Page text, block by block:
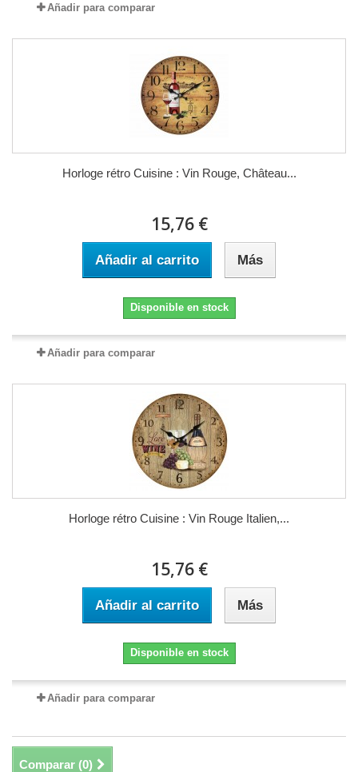
Añadir para comparar
Horloge rétro Cuisine : Vin Rouge, Château...
15,76 €
Añadir al carrito Más
Disponible en stock
Añadir para comparar
Horloge rétro Cuisine : Vin Rouge Italien,...
15,76 €
Añadir al carrito Más
Disponible en stock
Añadir para comparar
Comparar (0)